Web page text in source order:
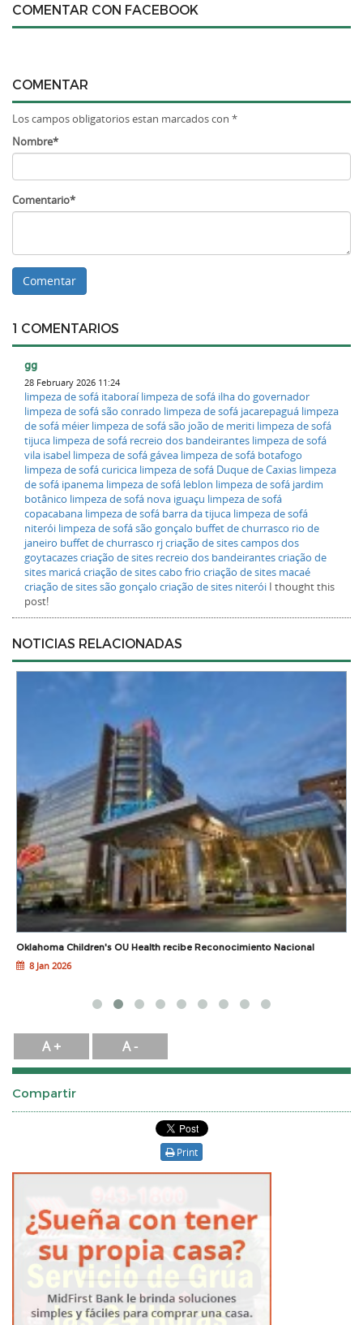
COMENTAR CON FACEBOOK
COMENTAR
Los campos obligatorios estan marcados con *
Nombre*
Comentario*
1 COMENTARIOS
gg
28 February 2026 11:24
limpeza de sofá itaboraí limpeza de sofá ilha do governador
limpeza de sofá são conrado limpeza de sofá jacarepaguá limpeza
de sofá méier limpeza de sofá são joão de meriti limpeza de sofá
tijuca limpeza de sofá recreio dos bandeirantes limpeza de sofá
vila isabel limpeza de sofá gávea limpeza de sofá botafogo
limpeza de sofá curicica limpeza de sofá Duque de Caxias limpeza
de sofá ipanema limpeza de sofá leblon limpeza de sofá jardim
botânico limpeza de sofá nova iguaçu limpeza de sofá
copacabana limpeza de sofá barra da tijuca limpeza de sofá
niterói limpeza de sofá são gonçalo buffet de churrasco rio de
janeiro buffet de churrasco rjcriação de sites campos dos
goytacazescriação de sites recreio dos bandeirantescriação de
sites maricácriação de sites cabo frio criação de sites macaé
criação de sites são gonçalo criação de sites niterói I thought this
post!
NOTICIAS RELACIONADAS
Oklahoma Children's OU Health recibe Reconocimiento Nacional
8 Jan 2026
A + A -
Compartir
Print